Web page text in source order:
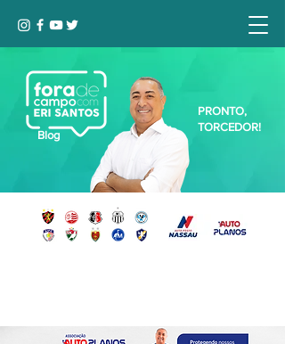
Blog
PRONTO,
TORCEDOR!